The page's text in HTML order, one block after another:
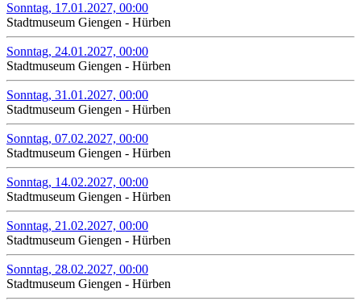
Sonntag, 17.01.2027, 00:00
Stadtmuseum Giengen - Hürben
Sonntag, 24.01.2027, 00:00
Stadtmuseum Giengen - Hürben
Sonntag, 31.01.2027, 00:00
Stadtmuseum Giengen - Hürben
Sonntag, 07.02.2027, 00:00
Stadtmuseum Giengen - Hürben
Sonntag, 14.02.2027, 00:00
Stadtmuseum Giengen - Hürben
Sonntag, 21.02.2027, 00:00
Stadtmuseum Giengen - Hürben
Sonntag, 28.02.2027, 00:00
Stadtmuseum Giengen - Hürben